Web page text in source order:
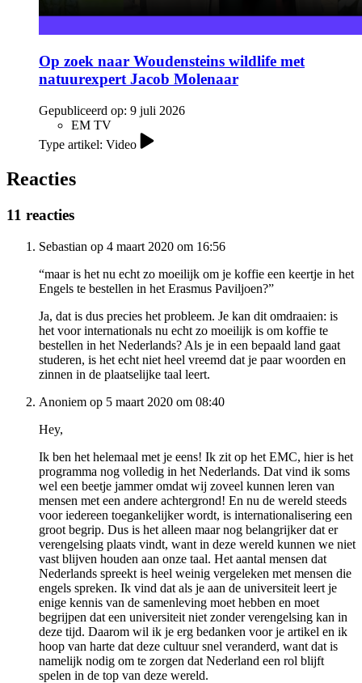
Op zoek naar Woudensteins wildlife met
natuurexpert Jacob Molenaar
Gepubliceerd op: 9 juli 2026
EM TV
Type artikel: Video
Reacties
11 reacties
Sebastian op 4 maart 2020 om 16:56
“maar is het nu echt zo moeilijk om je koffie een keertje in het
Engels te bestellen in het Erasmus Paviljoen?”
Ja, dat is dus precies het probleem. Je kan dit omdraaien: is
het voor internationals nu echt zo moeilijk is om koffie te
bestellen in het Nederlands? Als je in een bepaald land gaat
studeren, is het echt niet heel vreemd dat je paar woorden en
zinnen in de plaatselijke taal leert.
Anoniem op 5 maart 2020 om 08:40
Hey,
Ik ben het helemaal met je eens! Ik zit op het EMC, hier is het
programma nog volledig in het Nederlands. Dat vind ik soms
wel een beetje jammer omdat wij zoveel kunnen leren van
mensen met een andere achtergrond! En nu de wereld steeds
voor iedereen toegankelijker wordt, is internationalisering een
groot begrip. Dus is het alleen maar nog belangrijker dat er
verengelsing plaats vindt, want in deze wereld kunnen we niet
vast blijven houden aan onze taal. Het aantal mensen dat
Nederlands spreekt is heel weinig vergeleken met mensen die
engels spreken. Ik vind dat als je aan de universiteit leert je
enige kennis van de samenleving moet hebben en moet
begrijpen dat een universiteit niet zonder verengelsing kan in
deze tijd. Daarom wil ik je erg bedanken voor je artikel en ik
hoop van harte dat deze cultuur snel veranderd, want dat is
namelijk nodig om te zorgen dat Nederland een rol blijft
spelen in de top van deze wereld.